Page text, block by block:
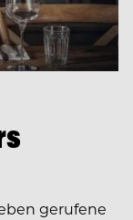
gerufene